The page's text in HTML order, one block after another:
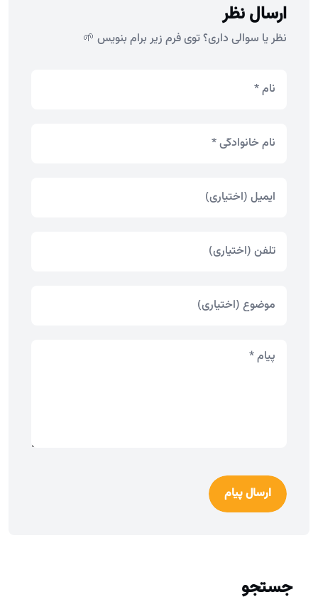
ارسال نظر
نظر یا سوالی داری؟ توی فرم زیر برام بنویس 🌱
ارسال پیام
جستجو